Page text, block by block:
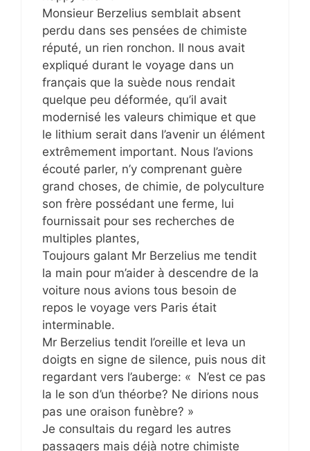
Monsieur Berzelius semblait absent
perdu dans ses pensées de chimiste
réputé, un rien ronchon. Il nous avait
expliqué durant le voyage dans un
français que la suède nous rendait
quelque peu déformée, qu’il avait
modernisé les valeurs chimique et que
le lithium serait dans l’avenir un élément
extrêmement important. Nous l’avions
écouté parler, n’y comprenant guère
grand choses, de chimie, de polyculture
son frère possédant une ferme, lui
fournissait pour ses recherches de
multiples plantes,
Toujours galant Mr Berzelius me tendit
la main pour m’aider à descendre de la
voiture nous avions tous besoin de
repos le voyage vers Paris était
interminable.
Mr Berzelius tendit l’oreille et leva un
doigts en signe de silence, puis nous dit
regardant vers l’auberge: « N’est ce pas
la le son d’un théorbe? Ne dirions nous
pas une oraison funèbre? »
Je consultais du regard les autres
passagers mais déjà notre chimiste